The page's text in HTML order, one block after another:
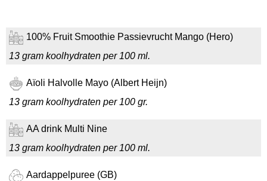
100% Fruit Smoothie Passievrucht Mango (Hero)
13 gram koolhydraten per 100 ml.
Aïoli Halvolle Mayo (Albert Heijn)
13 gram koolhydraten per 100 gr.
AA drink Multi Nine
13 gram koolhydraten per 100 ml.
Aardappelpuree (GB)